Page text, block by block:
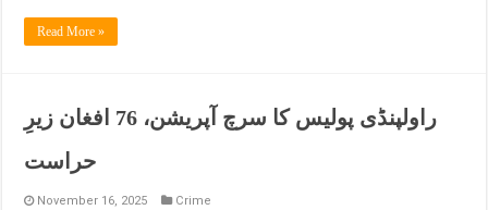
Read More »
راولپنڈی پولیس کا سرچ آپریشن، 76 افغان زیرِ
حراست
November 16, 2025 Crime